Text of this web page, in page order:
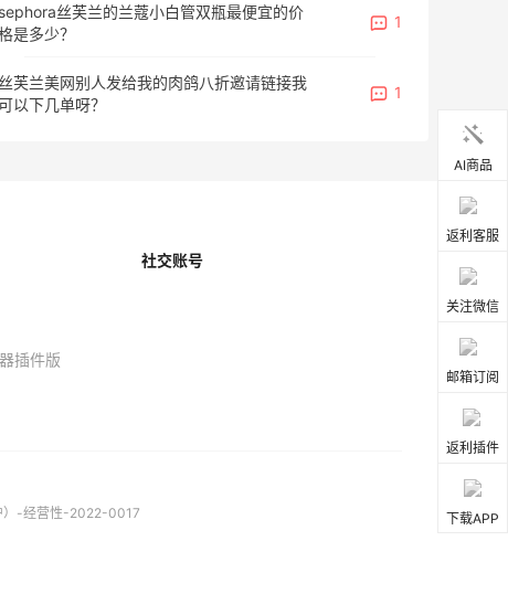
sephora丝芙兰的兰蔻小白管双瓶最便宜的价
是多少？
1
丝芙兰美网别人发给我的肉鸽八折邀请链接我
以下几单呀？
1
AI商品
返利客服
关注微信
邮箱订阅
返利插件
下载APP
插件版
社交账号
）-经营性-2022-0017